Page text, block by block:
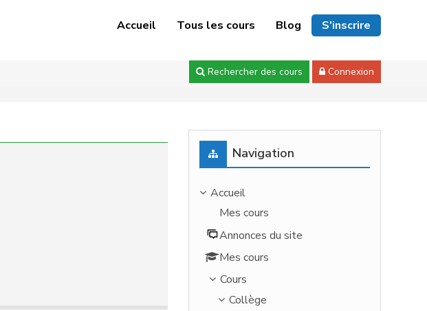
Accueil
Tous les cours Blog S'inscrire
Rechercher des cours
Connexion
Passer Navigation
Navigation
Accueil
Mes cours
Annonces du site
Mes cours
Cours
Collège